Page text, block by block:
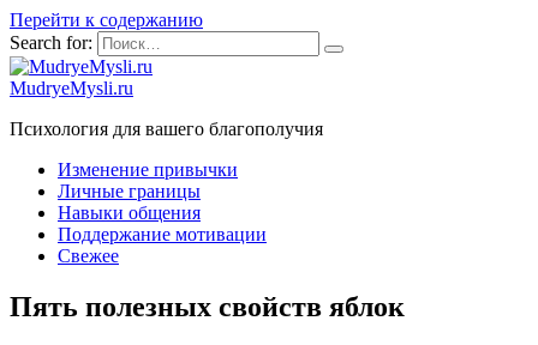
Перейти к содержанию
Search for:
MudryeMysli.ru
Психология для вашего благополучия
Изменение привычки
Личные границы
Навыки общения
Поддержание мотивации
Свежее
Пять полезных свойств яблок